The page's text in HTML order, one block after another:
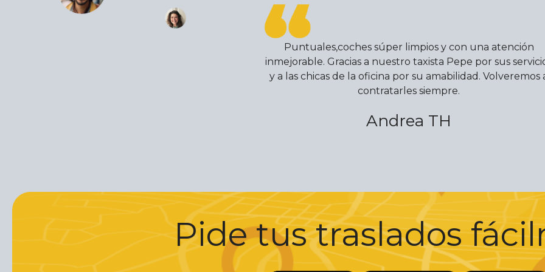
Puntuales,coches súper limpios y con una atención
inmejorable. Gracias a nuestro taxista Pepe por sus
y a las chicas de la oficina por su amabilidad. Volveremos
contratarles siempre.
Andrea TH
Pide tus traslados